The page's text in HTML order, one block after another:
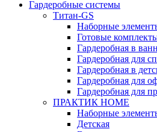
Гардеробные системы
Титан-GS
Наборные
Готовые
Гардеробная в
Гардеробная для
Гардеробная в
Гардеробная для
Гардеробная для
ПРАКТИК HOME
Наборные
Детская